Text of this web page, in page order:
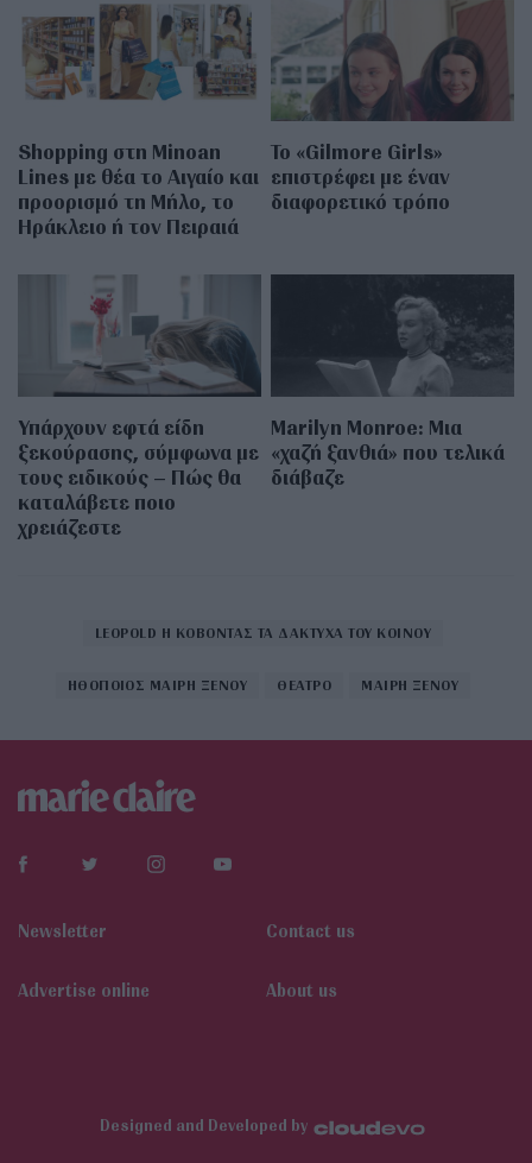
Shopping στη Minoan
Lines με θέα το Αιγαίο και
προορισμό τη Μήλο, το
Ηράκλειο ή τον Πειραιά
Το «Gilmore Girls»
επιστρέφει με έναν
διαφορετικό τρόπο
Υπάρχουν εφτά είδη
ξεκούρασης, σύμφωνα με
τους ειδικούς – Πώς θα
καταλάβετε ποιο
χρειάζεστε
Marilyn Monroe: Μια
«χαζή ξανθιά» που τελικά
διάβαζε
LEOPOLD Η ΚΟΒΟΝΤΑΣ ΤΑ ΔΑΚΤΥΧΑ ΤΟΥ ΚΟΙΝΟΥ
ΗΘΟΠΟΙΟΣ ΜΑΙΡΗ ΞΕΝΟΥ ΘΕΑΤΡΟ ΜΑΙΡΗ ΞΕΝΟΥ
Newsletter Contact us
Αdvertise online About us
Designed and Developed by